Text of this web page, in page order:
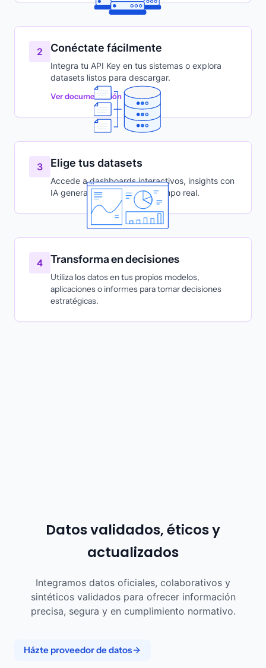
2 Conéctate fácilmente
Integra tu API Key en tus sistemas o explora
datasets listos para descargar.
Ver documentación
3 Elige tus datasets
Accede a dashboards interactivos, insights con
IA generativa y análisis en tiempo real.
4 Transforma en decisiones
Utiliza los datos en tus propios modelos,
aplicaciones o informes para tomar decisiones
estratégicas.
Datos validados, éticos y
actualizados
Integramos datos oficiales, colaborativos y
sintéticos validados para ofrecer información
precisa, segura y en cumplimiento normativo.
Házte proveedor de datos